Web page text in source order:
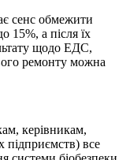
сенс обмежити
15%, а після їх
щодо ЕДС,
ремонту можна
керівникам,
підприємств) все